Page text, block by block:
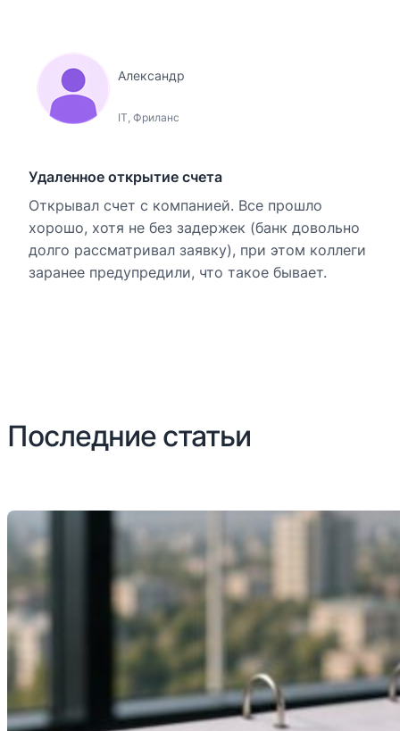
Александр
IT, Фриланс
Удаленное открытие счета
Открывал счет с компанией. Все прошло
хорошо, хотя не без задержек (банк довольно
долго рассматривал заявку), при этом коллеги
заранее предупредили, что такое бывает.
Последние статьи